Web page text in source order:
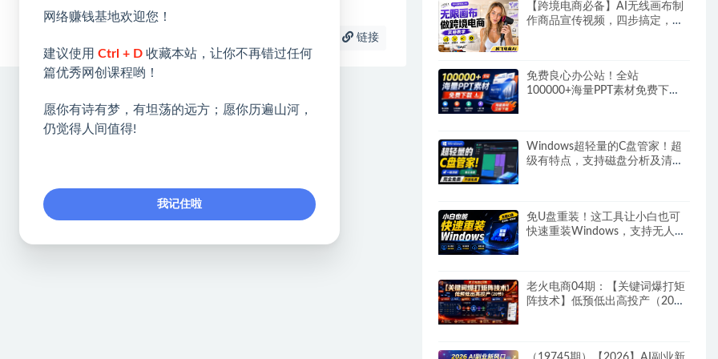
链接
【跨境电商必备】AI无线画布制
作商品宣传视频，四步搞定，无
免费良心办公站！全站
100000+海量PPT素材免费下
Windows超轻量的C盘管家！超
级有特点，支持磁盘分析及清理
免U盘重装！这工具让小白也可
快速重装Windows，支持无人值
老火电商04期：【关键词爆打矩
阵技术】低预低出高投产（20
网络赚钱基地欢迎您！
建议使用 Ctrl + D 收藏本站，让你不再错过任何
篇优秀网创课程哟！
愿你有诗有梦，有坦荡的远方；愿你历遍山河，
仍觉得人间值得!
我记住啦